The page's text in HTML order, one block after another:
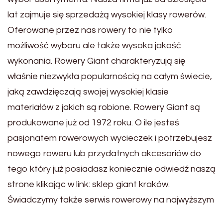
lat zajmuje się sprzedażą wysokiej klasy rowerów.
Oferowane przez nas rowery to nie tylko
możliwość wyboru ale także wysoka jakość
wykonania. Rowery Giant charakteryzują się
właśnie niezwykła popularnością na całym świecie,
jaką zawdzięczają swojej wysokiej klasie
materiałów z jakich są robione. Rowery Giant są
produkowane już od 1972 roku. O ile jesteś
pasjonatem rowerowych wycieczek i potrzebujesz
nowego roweru lub przydatnych akcesoriów do
tego który już posiadasz koniecznie odwiedź naszą
strone klikając w link: sklep giant kraków.
Świadczymy także serwis rowerowy na najwyższym